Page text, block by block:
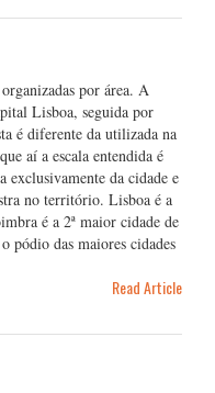
por área. A
Lisboa, seguida por
é diferente da utilizada na
aí a escala entendida é
exclusivamente da cidade e
no território. Lisboa é a
é a 2ª maior cidade de
pódio das maiores cidades
Read Article